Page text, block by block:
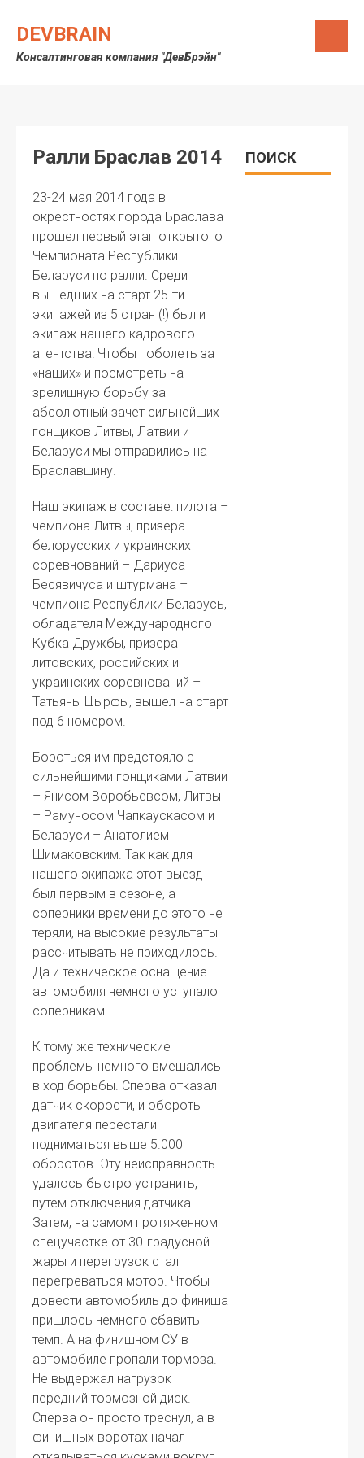
DEVBRAIN
Консалтинговая компания "ДевБрэйн"
Ралли Браслав 2014
23-24 мая 2014 года в
окрестностях города Браслава
прошел первый этап открытого
Чемпионата Республики
Беларуси по ралли. Среди
вышедших на старт 25-ти
экипажей из 5 стран (!) был и
экипаж нашего кадрового
агентства! Чтобы поболеть за
«наших» и посмотреть на
зрелищную борьбу за
абсолютный зачет сильнейших
гонщиков Литвы, Латвии и
Беларуси мы отправились на
Браславщину.
Наш экипаж в составе: пилота –
чемпиона Литвы, призера
белорусских и украинских
соревнований – Дариуса
Бесявичуса и штурмана –
чемпиона Республики Беларусь,
обладателя Международного
Кубка Дружбы, призера
литовских, российских и
украинских соревнований –
Татьяны Цырфы, вышел на старт
под 6 номером.
Бороться им предстояло с
сильнейшими гонщиками Латвии
– Янисом Воробьевсом, Литвы
– Рамуносом Чапкаускасом и
Беларуси – Анатолием
Шимаковским. Так как для
нашего экипажа этот выезд
был первым в сезоне, а
соперники времени до этого не
теряли, на высокие результаты
рассчитывать не приходилось.
Да и техническое оснащение
автомобиля немного уступало
соперникам.
К тому же технические
проблемы немного вмешались
в ход борьбы. Сперва отказал
датчик скорости, и обороты
двигателя перестали
подниматься выше 5.000
оборотов. Эту неисправность
удалось быстро устранить,
путем отключения датчика.
Затем, на самом протяженном
спецучастке от 30-градусной
жары и перегрузок стал
перегреваться мотор. Чтобы
довести автомобиль до финиша
пришлось немного сбавить
темп. А на финишном СУ в
автомобиле пропали тормоза.
Не выдержал нагрузок
передний тормозной диск.
Сперва он просто треснул, а в
финишных воротах начал
ПОИСК